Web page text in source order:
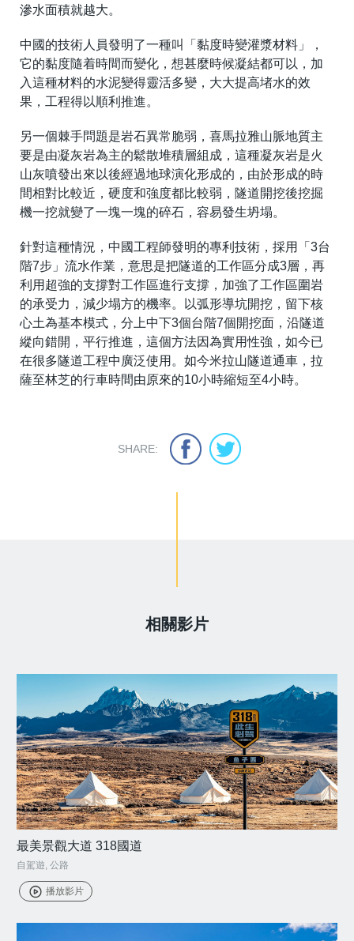
滲水面積就越大。
中國的技術人員發明了一種叫「黏度時變灌漿材料」，
它的黏度隨着時間而變化，想甚麼時候凝結都可以，加
入這種材料的水泥變得靈活多變，大大提高堵水的效
果，工程得以順利推進。
另一個棘手問題是岩石異常脆弱，喜馬拉雅山脈地質主
要是由凝灰岩為主的鬆散堆積層組成，這種凝灰岩是火
山灰噴發出來以後經過地球演化形成的，由於形成的時
間相對比較近，硬度和強度都比較弱，隧道開挖後挖掘
機一挖就變了一塊一塊的碎石，容易發生坍塌。
針對這種情況，中國工程師發明的專利技術，採用「3台
階7步」流水作業，意思是把隧道的工作區分成3層，再
利用超強的支撐對工作區進行支撐，加強了工作區圍岩
的承受力，減少塌方的機率。以弧形導坑開挖，留下核
心土為基本模式，分上中下3個台階7個開挖面，沿隧道
縱向錯開，平行推進，這個方法因為實用性強，如今已
在很多隧道工程中廣泛使用。如今米拉山隧道通車，拉
薩至林芝的行車時間由原來的10小時縮短至4小時。
SHARE:
相關影片
最美景觀大道 318國道
自駕遊, 公路
播放影片